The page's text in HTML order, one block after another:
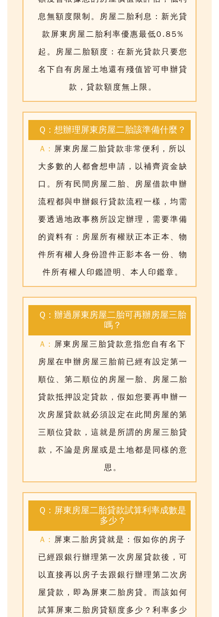
息無額度限制。房屋二胎利息：新光貸
款屏東房屋二胎利率優惠最低0.85%
起 。房屋二胎額度：在新光貸款只要您
名下自有房屋土地還有殘值皆可申辦貸
款，貸款額度無上限。
Q：想辦理屏東房屋二胎該準備什麼？
A： 屏東房屋二胎貸款非常便利，所以
大多數的人都會想申請，以補齊資金缺
口。所有民間房屋二胎、房屋借款申辦
流程都與申辦銀行貸款流程一樣，均需
要透過地政事務所設定辦理，需要準備
的資料有：房屋所有權狀正本正本、物
件所有權人身份證件正影本各一份、物
件所有權人印鑑證明、本人印鑑章。
Q：辦過屏東房屋二胎可再辦房屋三胎
嗎？
A： 屏東房屋三胎貸款意指您自有名下
房屋在申辦房屋三胎前已經有設定第一
順位、第二順位的房屋一胎、房屋二胎
貸款抵押設定貸款，假如您要再申辦一
次房屋貸款就必須設定在此間房屋的第
三順位貸款，這就是所謂的房屋三胎貸
款，不論是房屋或是土地都是同樣的意
思。
Q：屏東房屋二胎貸款試算利率成數是
多少？
A： 屏東二胎房貸就是：假如你的房子
已經跟銀行辦理第一次房屋貸款後，可
以直接再以房子去跟銀行辦理第二次房
屋貸款，即為屏東二胎房貸。而該如何
試算屏東二胎房貸額度多少？利率多少